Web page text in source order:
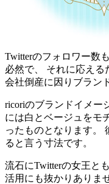
Twitterのフォロワー数
必然で、 それに応え
会社倒産に因りブラン
ricoriのブランドイメー
には白とベージュをモ
ったものとなります。
ると言う寸法です。
流石にTwitterの女王と
活用にも抜かりありま